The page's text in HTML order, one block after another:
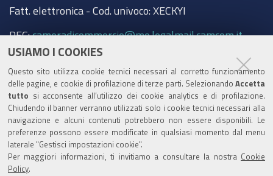
USIAMO I COOKIES
Questo sito utilizza cookie tecnici necessari al corretto funzionamento
delle pagine, e cookie di profilazione di terze parti. Selezionando Accetta
tutto si acconsente all’utilizzo dei cookie analytics e di profilazione.
Chiudendo il banner verranno utilizzati solo i cookie tecnici necessari alla
navigazione e alcuni contenuti potrebbero non essere disponibili. Le
preferenze possono essere modificate in qualsiasi momento dal menu
laterale "Gestisci impostazioni cookie".
Per maggiori informazioni, ti invitiamo a consultare la nostra Cookie
Policy
Fatt. elettronica - Cod. univoco: XECKYI
PEC:cameradicommercio@mo.legalmail.camcom.it
Trasparenza
Amministrazione trasparente
Albo Camerale
Pubblicità Legale
Area riservata Amministratori